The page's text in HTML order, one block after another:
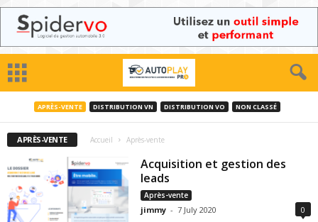
APRÈS-VENTE DISTRIBUTION VN DISTRIBUTION VO NON CLASSÉ
APRÈS-VENTE Accueil Après-vente
Acquisition et gestion des
leads
Après-vente
jimmy - 7 July 2020 0